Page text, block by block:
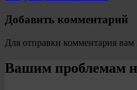
Добавить комментарий
Для отправки комментария вам
Вашим проблемам